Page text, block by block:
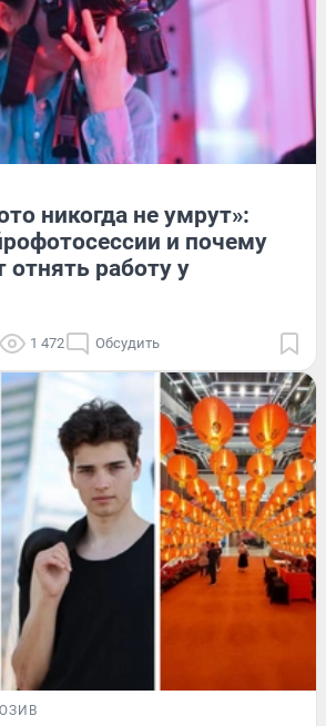
никогда не умрут»:
и почему
отнять работу у
1 472 Обсудить